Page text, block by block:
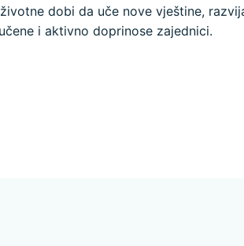
dobi da uče nove vještine,
i aktivno doprinose zajednici.